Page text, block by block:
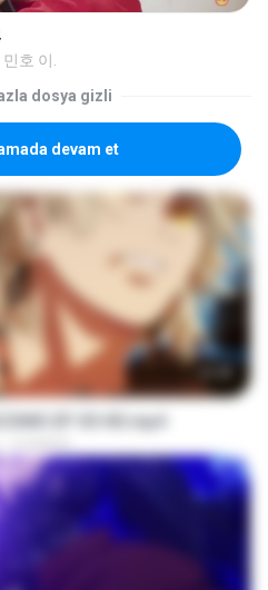
민호 이.
dosya gizli
devam et
EP 05 HD.mp4
DOMISR